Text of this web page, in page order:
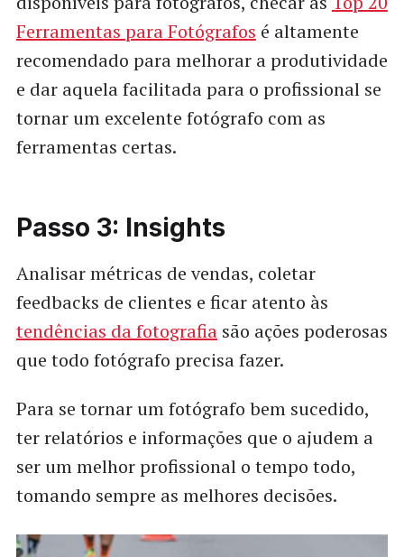
Ferramentas para Fotógrafos é altamente
recomendado para melhorar a produtividade
e dar aquela facilitada para o profissional se
tornar um excelente fotógrafo com as
ferramentas certas.
Passo 3: Insights
Analisar métricas de vendas, coletar
feedbacks de clientes e ficar atento às
tendências da fotografiasão ações poderosas
que todo fotógrafo precisa fazer.
Para se tornar um fotógrafo bem sucedido,
ter relatórios e informações que o ajudem a
ser um melhor profissional o tempo todo,
tomando sempre as melhores decisões.